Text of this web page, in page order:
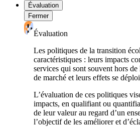
Évaluation
Fermer
Évaluation
Les politiques de la transition
caractéristiques : leurs impacts
services qui sont souvent hors de
de marché et leurs effets se
L’évaluation de ces politiques
impacts, en qualifiant ou
de leur valeur au regard d’un
l’objectif de les améliorer et